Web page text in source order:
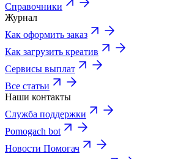
Справочники
Журнал
Как оформить заказ
Как загрузить креатив
Сервисы выплат
Все статьи
Наши контакты
Служба поддержки
Pomogach bot
Новости Помогач